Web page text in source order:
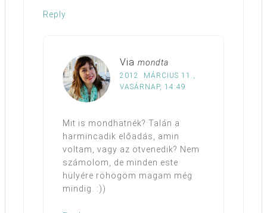
Reply
Via mondta
2012. MÁRCIUS 11.,
VASÁRNAP, 14:49
Mit is mondhatnék? Talán a
harmincadik előadás, amin
voltam, vagy az ötvenedik? Nem
számolom, de minden este
hülyére röhögöm magam még
mindig. :))